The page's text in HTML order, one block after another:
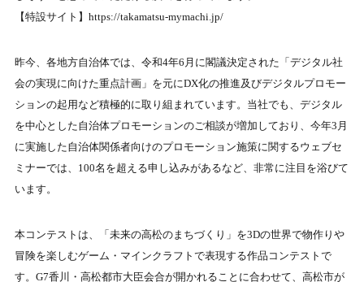
【特設サイト】https://takamatsu-mymachi.jp/
昨今、各地方自治体では、令和4年6月に閣議決定された「デジタル社
会の実現に向けた重点計画」を元にDX化の推進及びデジタルプロモー
ションの起用など積極的に取り組まれています。当社でも、デジタル
を中心とした自治体プロモーションのご相談が増加しており、今年3月
に実施した自治体関係者向けのプロモーション施策に関するウェブセ
ミナーでは、100名を超える申し込みがあるなど、非常に注目を浴びて
います。
本コンテストは、「未来の高松のまちづくり」を3Dの世界で物作りや
冒険を楽しむゲーム・マインクラフトで表現する作品コンテストで
す。G7香川・高松都市大臣会合が開かれることに合わせて、高松市が